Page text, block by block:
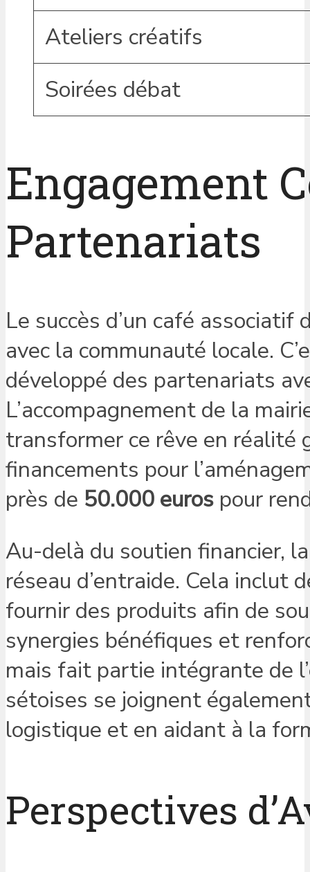
Ateliers créatifs
Soirées débat
Engagement
Partenariats
Le succès d’un café
avec la communauté locale.
développé des partenariats
L’accompagnement de la
transformer ce rêve en réalité
financements pour
près de 50.000 euros pour
Au-delà du soutien financier,
réseau d’entraide. Cela inclut
fournir des produits afin de
synergies bénéfiques et
mais fait partie intégrante de
sétoises se joignent
logistique et en aidant à la
Perspectives